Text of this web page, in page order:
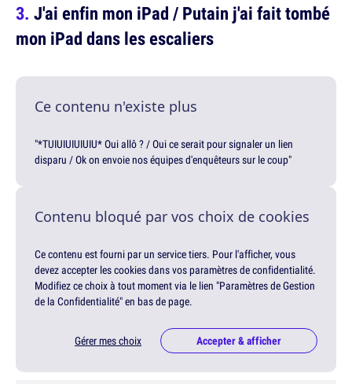
J'ai enfin mon iPad / Putain j'ai fait tombé
mon iPad dans les escaliers
Ce contenu n'existe plus
"*TUIUIUIUIUIU* Oui allô ? / Oui ce serait pour signaler un lien
disparu / Ok on envoie nos équipes d'enquêteurs sur le coup"
Contenu bloqué par vos choix de cookies
Ce contenu est fourni par un service tiers. Pour l'afficher, vous
devez accepter les cookies dans vos paramètres de confidentialité.
Modifiez ce choix à tout moment via le lien "Paramètres de Gestion
de la Confidentialité" en bas de page.
Gérer mes choix Accepter & afficher